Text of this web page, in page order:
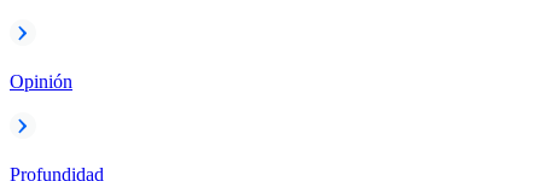
Opinión
Profundidad